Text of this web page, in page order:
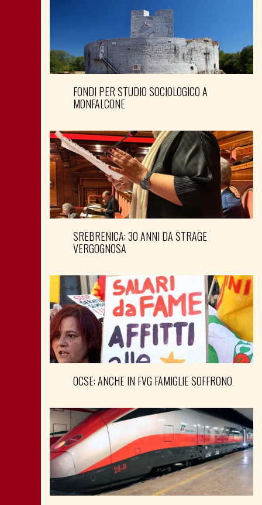
FONDI PER STUDIO SOCIOLOGICO A
MONFALCONE
SREBRENICA: 30 ANNI DA STRAGE
VERGOGNOSA
OCSE: ANCHE IN FVG FAMIGLIE SOFFRONO